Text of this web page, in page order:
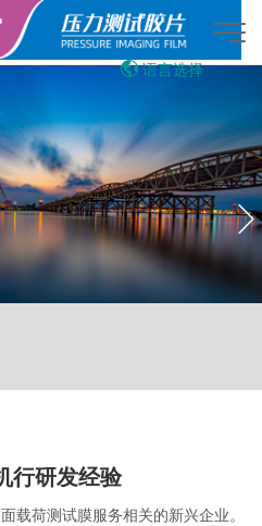
语言选择
繁体中文
Japanese
Vietnamese
行研发经验
载荷测试膜服务相关的新兴企业。
，很高兴为
人